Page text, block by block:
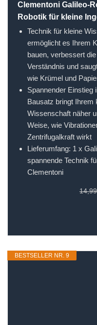
Clementoni Galileo-
Robotik für kleine
Technik für kleine
ermöglicht es Ihrem
bauen, verbessert
Verständnis und
wie Krümel und
Spannender Einstieg
Bausatz bringt Ihrem
Wissenschaft näher
Weise, wie
Zentrifugalkraft wirkt
Lieferumfang: 1 x
spannende Technik
Clementoni
BESTSELLER NR. 9